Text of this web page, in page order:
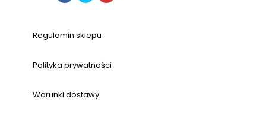
Regulamin sklepu
Polityka prywatności
Warunki dostawy